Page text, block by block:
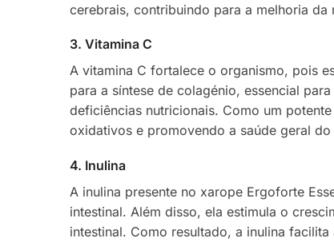
cerebrais, contribuindo para a melhoria
3. Vitamina C
A vitamina C fortalece o organismo, pois
para a síntese de colagénio, essencial
deficiências nutricionais. Como um
oxidativos e promovendo a saúde geral
4. Inulina
A inulina presente no xarope Ergoforte
intestinal. Além disso, ela estimula o
intestinal. Como resultado, a inulina